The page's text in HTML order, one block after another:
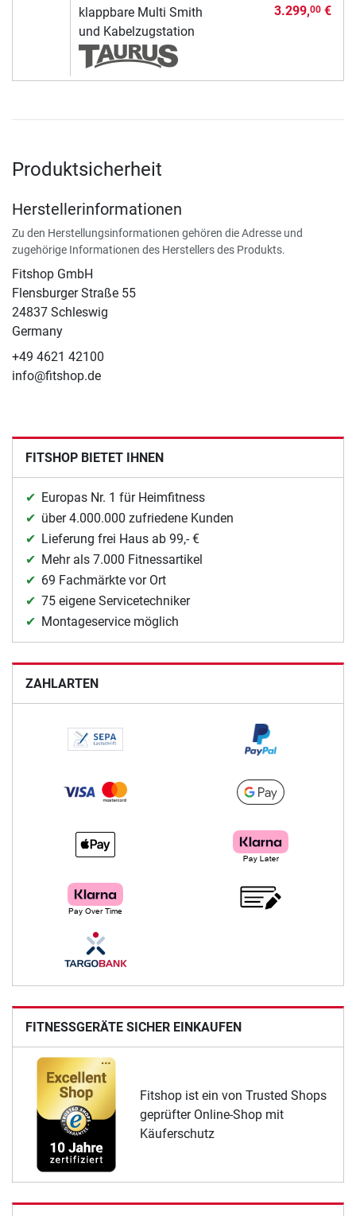
klappbare Multi Smith
und Kabelzugstation
3.299,00€
Produktsicherheit
Herstellerinformationen
Zu den Herstellungsinformationen gehören die Adresse und
zugehörige Informationen des Herstellers des Produkts.
Fitshop GmbH
Flensburger Straße 55
24837 Schleswig
Germany
+49 4621 42100
info@fitshop.de
FITSHOP BIETET IHNEN
Europas Nr. 1 für Heimfitness
über 4.000.000 zufriedene Kunden
Lieferung frei Haus ab 99,- €
Mehr als 7.000 Fitnessartikel
69 Fachmärkte vor Ort
75 eigene Servicetechniker
Montageservice möglich
ZAHLARTEN
FITNESSGERÄTE SICHER EINKAUFEN
Fitshop ist ein von Trusted Shops
geprüfter Online-Shop mit
Käuferschutz